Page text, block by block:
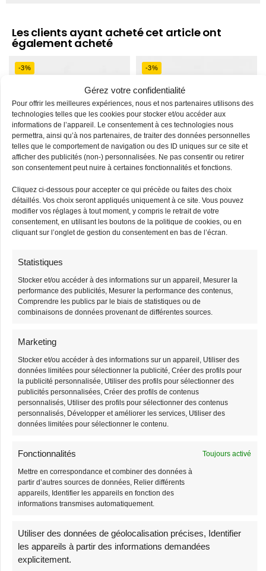
Gérez votre confidentialité
Pour offrir les meilleures expériences, nous et nos partenaires utilisons des
technologies telles que les cookies pour stocker et/ou accéder aux
informations de l’appareil. Le consentement à ces technologies nous
permettra, ainsi qu’à nos partenaires, de traiter des données personnelles
telles que le comportement de navigation ou des ID uniques sur ce site et
afficher des publicités (non-) personnalisées. Ne pas consentir ou retirer
son consentement peut nuire à certaines fonctionnalités et fonctions.
Cliquez ci-dessous pour accepter ce qui précède ou faites des choix
détaillés. Vos choix seront appliqués uniquement à ce site. Vous pouvez
modifier vos réglages à tout moment, y compris le retrait de votre
consentement, en utilisant les boutons de la politique de cookies, ou en
cliquant sur l’onglet de gestion du consentement en bas de l’écran.
Statistiques
Stocker et/ou accéder à des informations sur un appareil, Mesurer la
performance des publicités, Mesurer la performance des contenus,
Comprendre les publics par le biais de statistiques ou de
combinaisons de données provenant de différentes sources.
Marketing
Stocker et/ou accéder à des informations sur un appareil, Utiliser des
données limitées pour sélectionner la publicité, Créer des profils pour
la publicité personnalisée, Utiliser des profils pour sélectionner des
publicités personnalisées, Créer des profils de contenus
personnalisés, Utiliser des profils pour sélectionner des contenus
personnalisés, Développer et améliorer les services, Utiliser des
données limitées pour sélectionner le contenu.
Fonctionnalités Toujours activé
Mettre en correspondance et combiner des données à
partir d’autres sources de données, Relier différents
appareils, Identifier les appareils en fonction des
informations transmises automatiquement.
Utiliser des données de géolocalisation précises, Identifier
les appareils à partir des informations demandées
explicitement.
Les clients ayant acheté cet article ont
également acheté
-3%
Sac Banane
Bandouliere Velours
39,90€ 38,90€
-3%
Sac Banane Sangle
Interchangeable
39,90€ 38,90
-3%
Stock limité
Grand Sac Banane
39,90€ 38,90€
Stock limité
Sac Banane Velours
Côtelé Bandoulière
Femme
-3%
Stock limité
-1%
Stock limité